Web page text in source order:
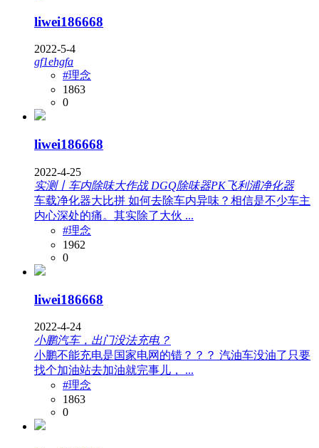
liwei186668
2022-5-4
gf1ehgfa
#理念
1863
0
liwei186668
2022-4-25
实测丨车内除味大作战 DGQ除味器PK飞利浦净化器
车载净化器大比拼 如何去除车内异味？相信是不少车主
内心深处的痛。其实除了大伙 ...
#理念
1962
0
liwei186668
2022-4-24
小鹏汽车，出门没法充电？
小鹏不能充电是国家电网的错？？？ 汽油车没油了只要
找个加油站去加油就完事儿， ...
#理念
1863
0